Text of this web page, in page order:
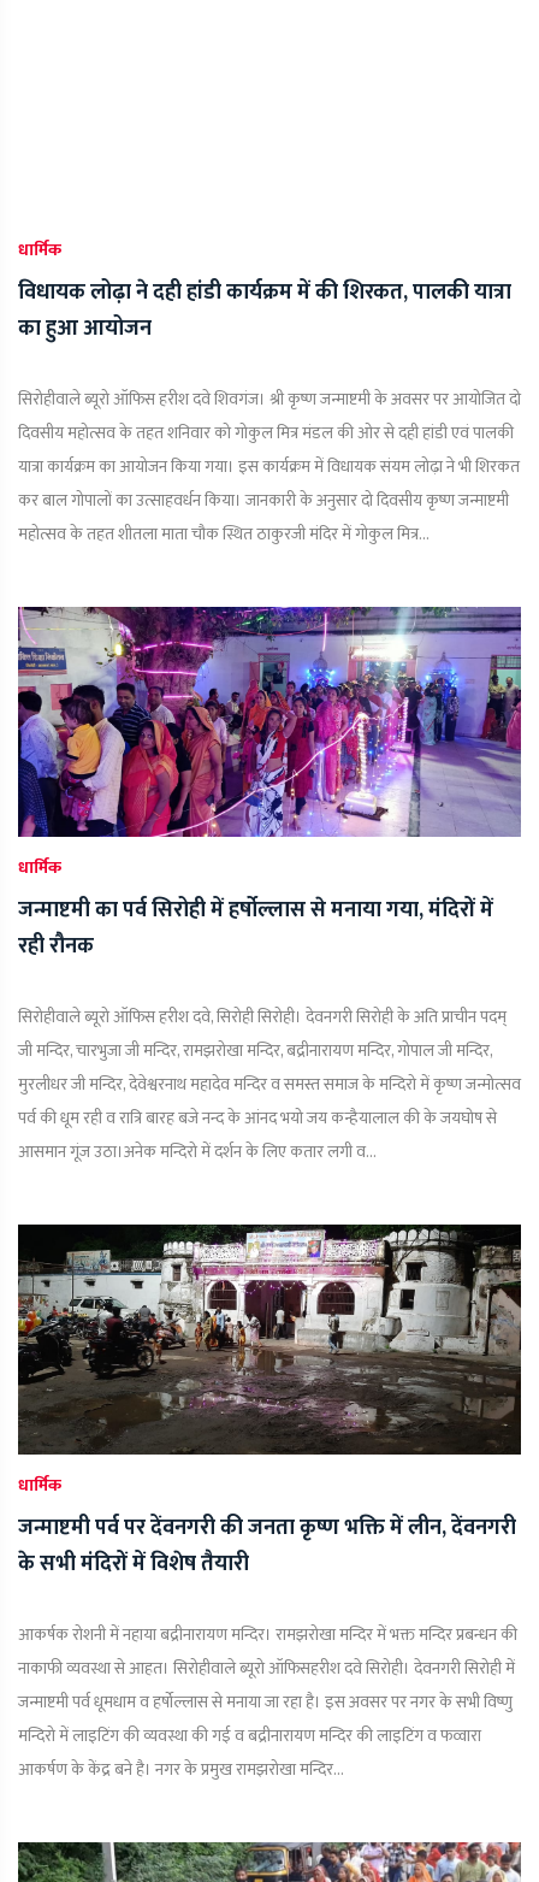
धार्मिक
विधायक लोढ़ा ने दही हांडी कार्यक्रम में की शिरकत, पालकी यात्रा
का हुआ आयोजन
सिरोहीवाले ब्यूरो ऑफिस हरीश दवे शिवगंज। श्री कृष्ण जन्माष्टमी के अवसर पर आयोजित दो
दिवसीय महोत्सव के तहत शनिवार को गोकुल मित्र मंडल की ओर से दही हांडी एवं पालकी
यात्रा कार्यक्रम का आयोजन किया गया। इस कार्यक्रम में विधायक संयम लोढ़ा ने भी शिरकत
कर बाल गोपालों का उत्साहवर्धन किया। जानकारी के अनुसार दो दिवसीय कृष्ण जन्माष्टमी
महोत्सव के तहत शीतला माता चौक स्थित ठाकुरजी मंदिर में गोकुल मित्र...
धार्मिक
जन्माष्टमी का पर्व सिरोही में हर्षोल्लास से मनाया गया, मंदिरों में
रही रौनक
सिरोहीवाले ब्यूरो ऑफिस हरीश दवे, सिरोही सिरोही। देवनगरी सिरोही के अति प्राचीन पदम्
जी मन्दिर, चारभुजा जी मन्दिर, रामझरोखा मन्दिर, बद्रीनारायण मन्दिर, गोपाल जी मन्दिर,
मुरलीधर जी मन्दिर, देवेश्वरनाथ महादेव मन्दिर व समस्त समाज के मन्दिरो में कृष्ण जन्मोत्सव
पर्व की धूम रही व रात्रि बारह बजे नन्द के आंनद भयो जय कन्हैयालाल की के जयघोष से
आसमान गूंज उठा।अनेक मन्दिरो में दर्शन के लिए कतार लगी व...
धार्मिक
जन्माष्टमी पर्व पर देंवनगरी की जनता कृष्ण भक्ति में लीन, देंवनगरी
के सभी मंदिरों में विशेष तैयारी
आकर्षक रोशनी में नहाया बद्रीनारायण मन्दिर। रामझरोखा मन्दिर में भक्त मन्दिर प्रबन्धन की
नाकाफी व्यवस्था से आहत। सिरोहीवाले ब्यूरो ऑफिसहरीश दवे सिरोही। देवनगरी सिरोही में
जन्माष्टमी पर्व धूमधाम व हर्षोल्लास से मनाया जा रहा है। इस अवसर पर नगर के सभी विष्णु
मन्दिरो में लाइटिंग की व्यवस्था की गई व बद्रीनारायण मन्दिर की लाइटिंग व फव्वारा
आकर्षण के केंद्र बने है। नगर के प्रमुख रामझरोखा मन्दिर...